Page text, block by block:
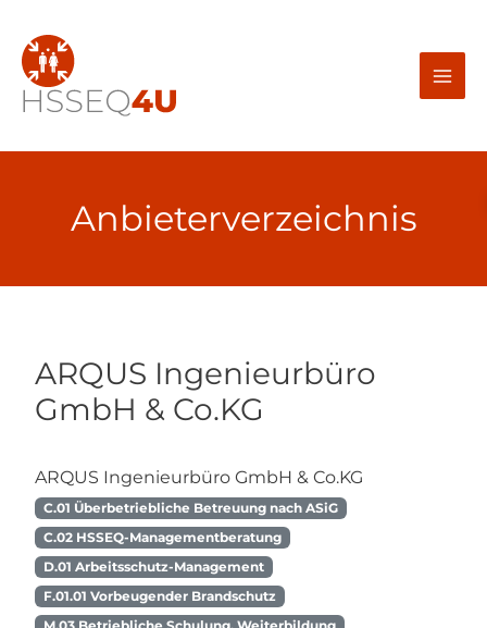
Inhalt
springen
Anbieterverzeichnis
ARQUS Ingenieurbüro
GmbH & Co.KG
ARQUS Ingenieurbüro GmbH & Co.KG
C.01 Überbetriebliche Betreuung nach ASiG
C.02 HSSEQ-Managementberatung
D.01 Arbeitsschutz-Management
F.01.01 Vorbeugender Brandschutz